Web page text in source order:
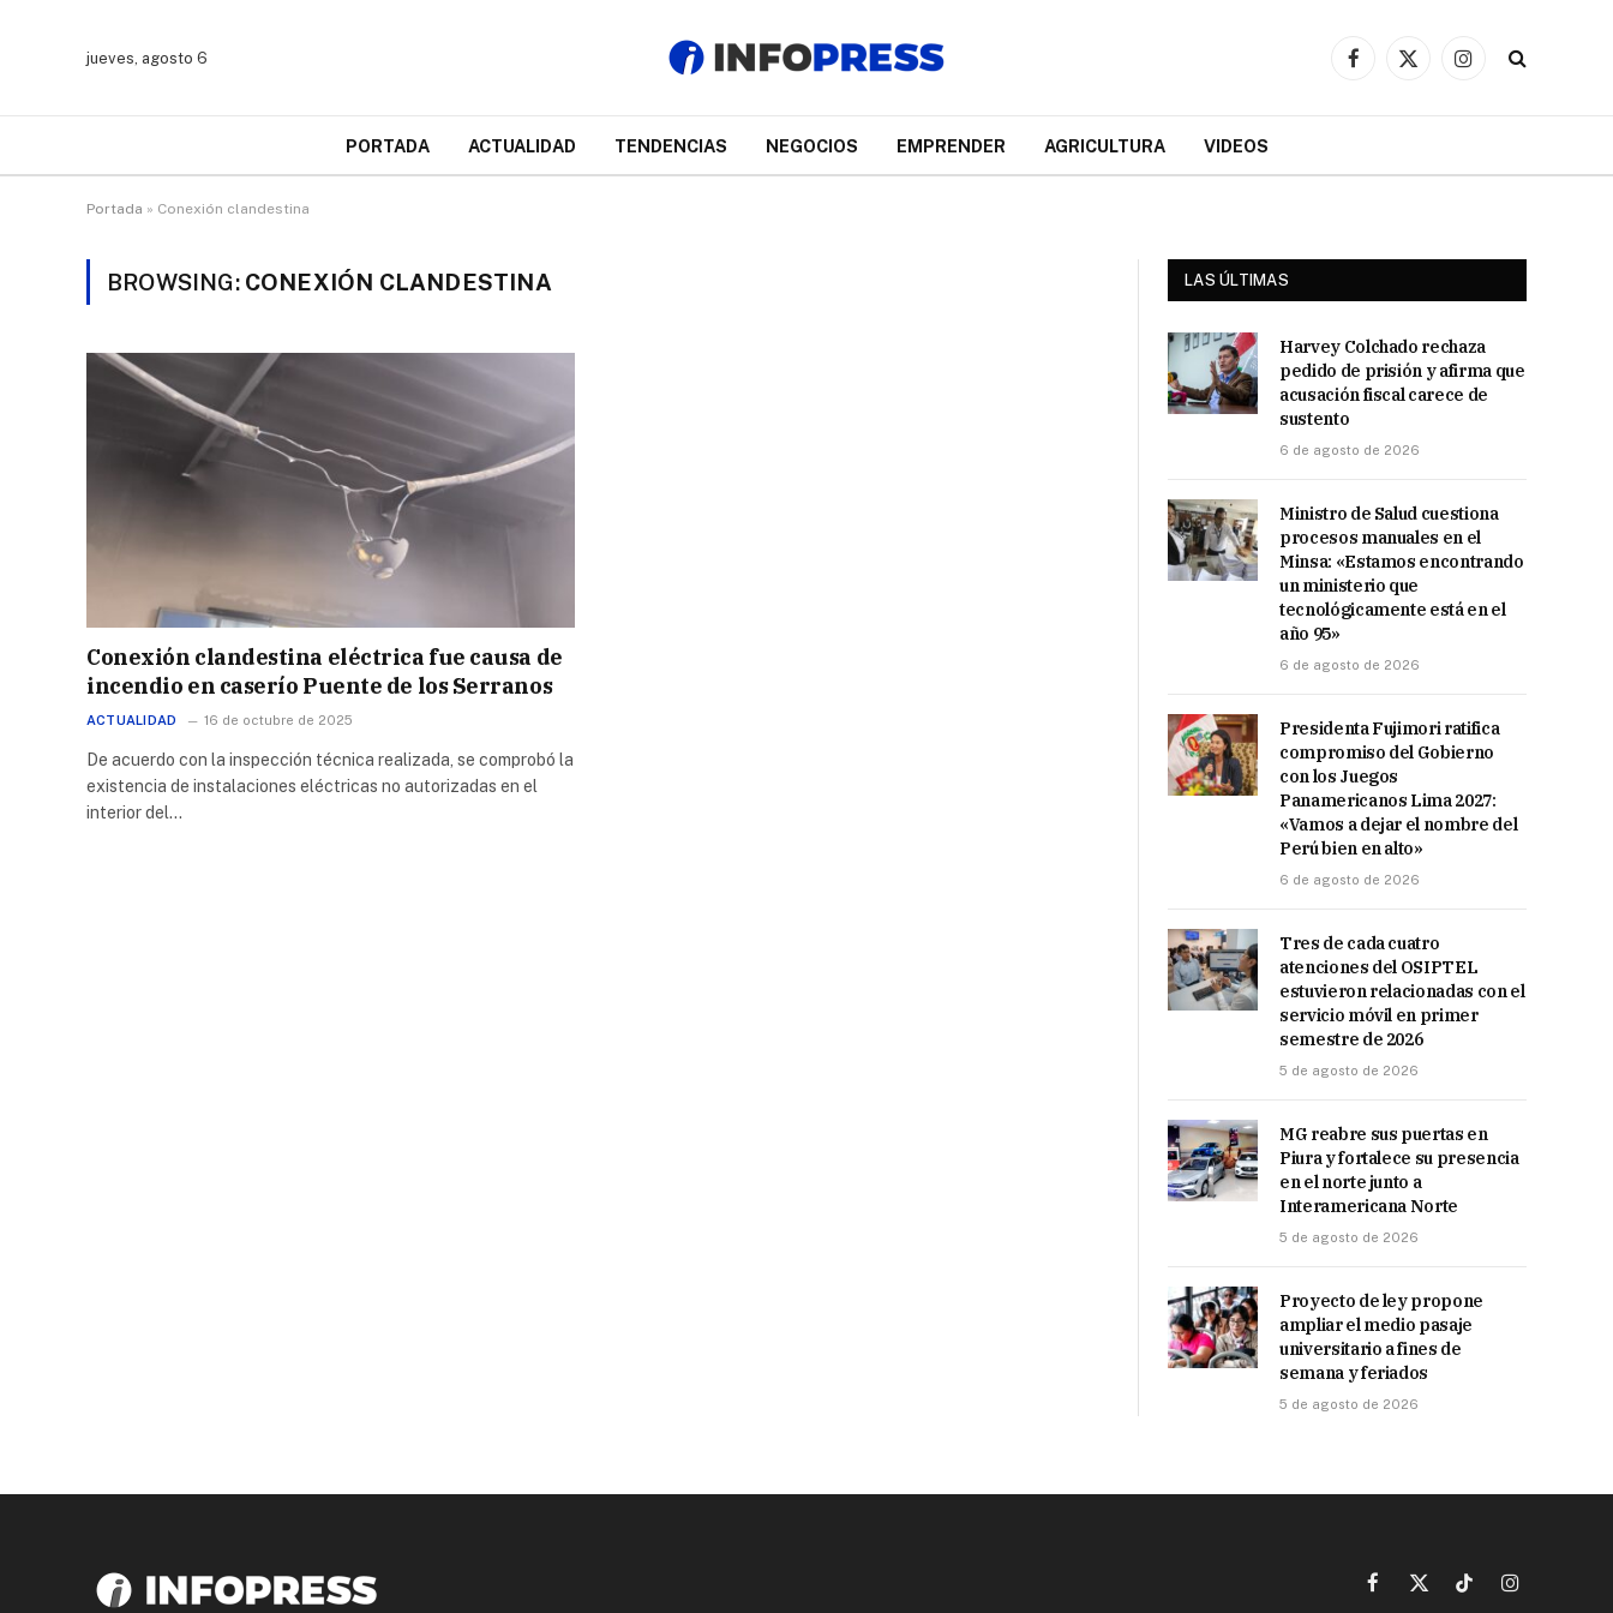
jueves, agosto 6
Facebook
X
Instagram
PORTADA ACTUALIDAD TENDENCIAS NEGOCIOS EMPRENDER AGRICULTURA VIDEOS
Portada » Conexión clandestina
BROWSING: CONEXIÓN CLANDESTINA
Conexión clandestina eléctrica fue causa de
incendio en caserío Puente de los Serranos
ACTUALIDAD 16 de octubre de 2025
De acuerdo con la inspección técnica realizada, se comprobó la
existencia de instalaciones eléctricas no autorizadas en el
interior del…
LAS ÚLTIMAS
Harvey Colchado rechaza
pedido de prisión y afirma que
acusación fiscal carece de
sustento
6 de agosto de 2026
Ministro de Salud cuestiona
procesos manuales en el
Minsa: «Estamos encontrando
un ministerio que
tecnológicamente está en el
año 95»
6 de agosto de 2026
Presidenta Fujimori ratifica
compromiso del Gobierno
con los Juegos
Panamericanos Lima 2027:
«Vamos a dejar el nombre del
Perú bien en alto»
6 de agosto de 2026
Tres de cada cuatro
atenciones del OSIPTEL
estuvieron relacionadas con el
servicio móvil en primer
semestre de 2026
5 de agosto de 2026
MG reabre sus puertas en
Piura y fortalece su presencia
en el norte junto a
Interamericana Norte
5 de agosto de 2026
Proyecto de ley propone
ampliar el medio pasaje
universitario a fines de
semana y feriados
5 de agosto de 2026
Facebook
X
TikTokInstagram